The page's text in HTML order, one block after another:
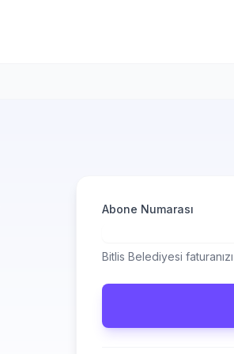
Abone Numarası
Bitlis Belediyesi